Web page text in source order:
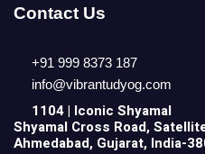
Contact Us
+91 999 8373 187
info@vibrantudyog.com
1104 | Iconic Shyamal
Shyamal Cross Road,
Ahmedabad, Gujarat, India-